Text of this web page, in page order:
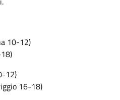
10-12)
12)
16-18)